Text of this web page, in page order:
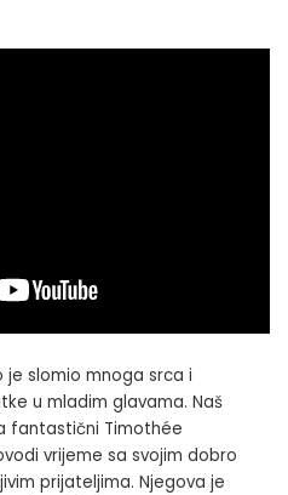
je slomio mnoga srca i
u mladim glavama. Naš
fantastični Timothée
vrijeme sa svojim dobro
prijateljima. Njegova je